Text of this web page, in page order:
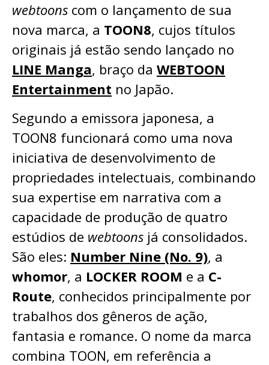
webtoons com o lançamento de sua
nova marca, a TOON8, cujos títulos
originais já estão sendo lançado no
LINE Manga, braço da WEBTOON
Entertainment no Japão.
Segundo a emissora japonesa, a
TOON8 funcionará como uma nova
iniciativa de desenvolvimento de
propriedades intelectuais, combinando
sua expertise em narrativa com a
capacidade de produção de quatro
estúdios de webtoons já consolidados.
São eles: Number Nine (No. 9), a
whomor, a LOCKER ROOM e a C-
Route, conhecidos principalmente por
trabalhos dos gêneros de ação,
fantasia e romance. O nome da marca
combina TOON, em referência a